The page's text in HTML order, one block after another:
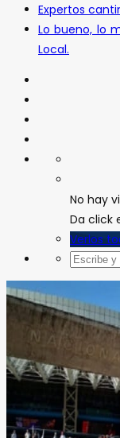
Expertos
Lo bueno, lo
Local.
No hay
Da click
Verlos